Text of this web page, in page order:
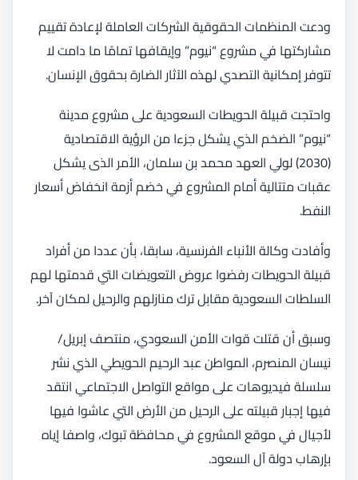
ودعت المنظمات الحقوقية الشركات العاملة لإعادة تقييم
مشاركتها في مشروع “نيوم” وإيقافها تمامًا ما دامت لا
تتوفر إمكانية التصدي لهذه الآثار الضارة بحقوق الإنسان.
واحتجت قبيلة الحويطات السعودية على مشروع مدينة
“نيوم” الضخم الذي يشكل جزءا من الرؤية الاقتصادية
(2030) لولي العهد محمد بن سلمان، الأمر الذى يشكل
عقبات متتالية أمام المشروع في خضم أزمة انخفاض أسعار
النفط.
وأفادت وكالة الأنباء الفرنسية، سابقا، بأن عددا من أفراد
قبيلة الحويطات رفضوا عروض التعويضات التي قدمتها لهم
السلطات السعودية مقابل ترك منازلهم والرحيل لمكان آخر.
وسبق أن قتلت قوات الأمن السعودي، منتصف إبريل/
نيسان المنصرم، المواطن عبد الرحيم الحويطي الذي نشر
سلسلة فيديوهات على مواقع التواصل الاجتماعي انتقد
فيها إجبار قبيلته على الرحيل من الأرض التي عاشوا فيها
لأجيال في موقع المشروع في محافظة تبوك، واصفا إياه
بإرهاب دولة آل السعود.